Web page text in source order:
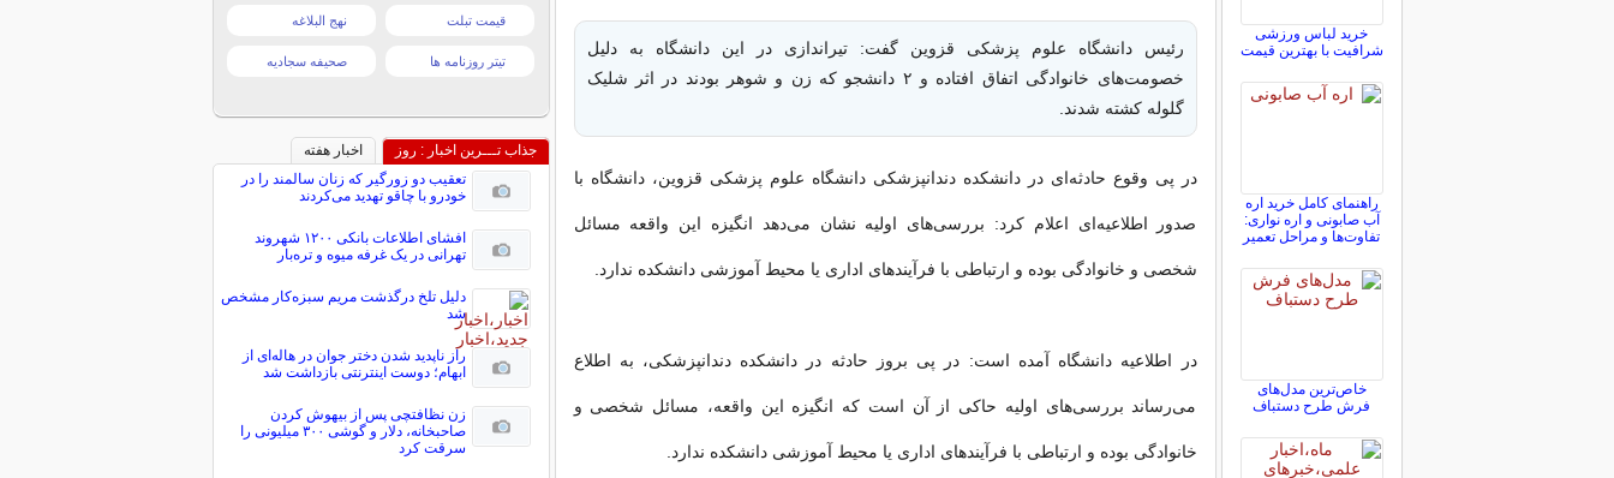
رئیس دانشگاه علوم پزشکی قزوین گفت: تیراندازی در این دانشگاه به دلیل
خصومت‌های خانوادگی اتفاق افتاده و ۲ دانشجو که زن و شوهر بودند در اثر شلیک
گلوله کشته شدند.
در پی وقوع حادثه‌ای در دانشکده دندانپزشکی دانشگاه علوم پزشکی قزوین، دانشگاه با
صدور اطلاعیه‌ای اعلام کرد: بررسی‌های اولیه نشان می‌دهد انگیزه این واقعه مسائل
شخصی و خانوادگی بوده و ارتباطی با فرآیندهای اداری یا محیط آموزشی دانشکده ندارد.
در اطلاعیه دانشگاه آمده است: در پی بروز حادثه در دانشکده دندانپزشکی، به اطلاع
می‌رساند بررسی‌های اولیه حاکی از آن است که انگیزه این واقعه، مسائل شخصی و
خانوادگی بوده و ارتباطی با فرآیندهای اداری یا محیط آموزشی دانشکده ندارد.
خرید لباس ورزشی
شرافیت با بهترین قیمت
راهنمای کامل خرید اره
آب صابونی و اره نواری:
تفاوت‌ها و مراحل تعمیر
خاص‌ترین مدل‌های
فرش طرح دستباف
قیمت تبلت نهج البلاغه
تیتر روزنامه ها صحیفه سجادیه
جذاب تـــرین اخبار : روز
اخبار هفته
تعقیب دو زورگیر که زنان سالمند را در
خودرو با چاقو تهدید می‌کردند
افشای اطلاعات بانکی ۱۲۰۰ شهروند
تهرانی در یک غرفه میوه و تره‌بار
دلیل تلخ درگذشت مریم سبزه‌کار مشخص
شد
راز ناپدید شدن دختر جوان در هاله‌ای از
ابهام؛ دوست اینترنتی بازداشت شد
زن نظافتچی پس از بیهوش کردن
صاحبخانه، دلار و گوشی ۳۰۰ میلیونی را
سرقت کرد